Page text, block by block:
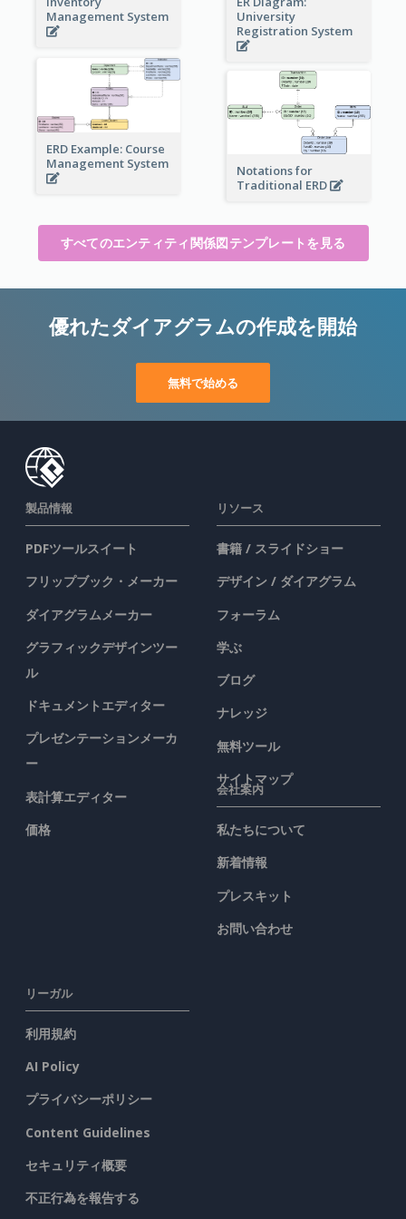
Management System
University
Registration System
ERD Example: Course
Management System
Notations for
Traditional ERD
すべてのエンティティ関係図テンプレートを見る
優れたダイアグラムの作成を開始
無料で始める
製品情報
PDFツールスイート
フリップブック・メーカー
ダイアグラムメーカー
グラフィックデザインツー
ル
ドキュメントエディター
プレゼンテーションメーカ
ー
表計算エディター
価格
リソース
書籍 / スライドショー
デザイン / ダイアグラム
フォーラム
学ぶ
ブログ
ナレッジ
無料ツール
サイトマップ
会社案内
私たちについて
新着情報
プレスキット
お問い合わせ
リーガル
利用規約
AI Policy
プライバシーポリシー
Content Guidelines
セキュリティ概要
不正行為を報告する